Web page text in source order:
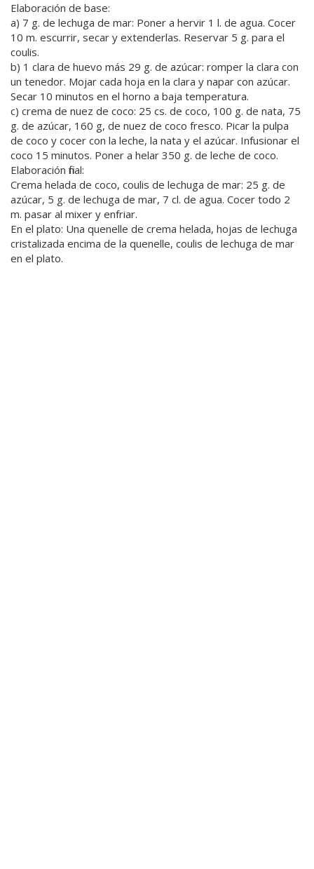
Elaboración de base:
a) 7 g. de lechuga de mar: Poner a hervir 1 l. de agua. Cocer
10 m. escurrir, secar y extenderlas. Reservar 5 g. para el
coulis.
b) 1 clara de huevo más 29 g. de azúcar: romper la clara con
un tenedor. Mojar cada hoja en la clara y napar con azúcar.
Secar 10 minutos en el horno a baja temperatura.
c) crema de nuez de coco: 25 cs. de coco, 100 g. de nata, 75
g. de azúcar, 160 g, de nuez de coco fresco. Picar la pulpa
de coco y cocer con la leche, la nata y el azúcar. Infusionar el
coco 15 minutos. Poner a helar 350 g. de leche de coco.
Elaboración final:
Crema helada de coco, coulis de lechuga de mar: 25 g. de
azúcar, 5 g. de lechuga de mar, 7 cl. de agua. Cocer todo 2
m. pasar al mixer y enfriar.
En el plato: Una quenelle de crema helada, hojas de lechuga
cristalizada encima de la quenelle, coulis de lechuga de mar
en el plato.